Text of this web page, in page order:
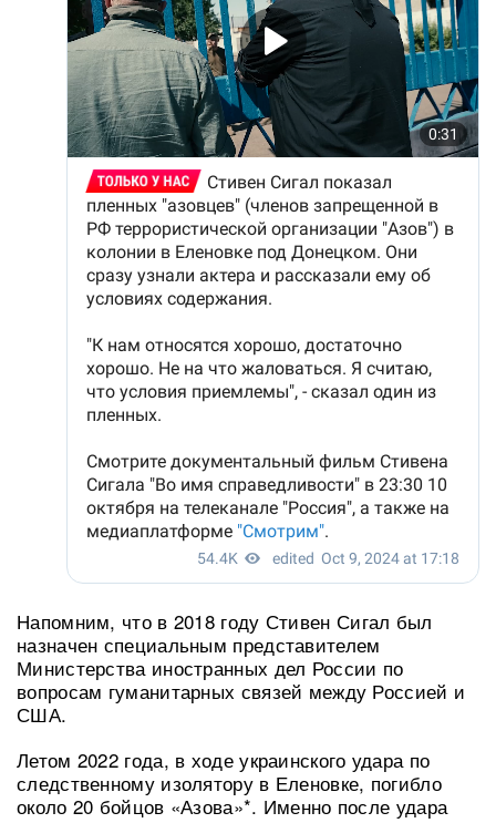
Напомним, что в 2018 году Стивен Сигал был
назначен специальным представителем
Министерства иностранных дел России по
вопросам гуманитарных связей между Россией и
США.
Летом 2022 года, в ходе украинского удара по
следственному изолятору в Еленовке, погибло
около 20 бойцов «Азова»*. Именно после удара